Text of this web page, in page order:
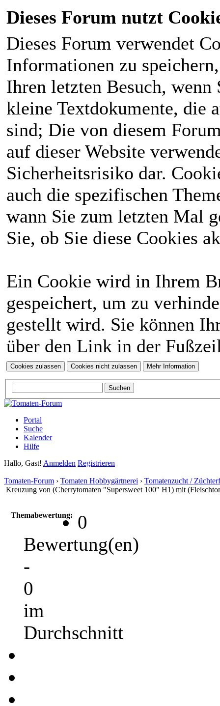
Dieses Forum nutzt
Dieses Forum verwendet
Informationen zu
Ihren letzten Besuch,
kleine Textdokumente, die
sind; Die von diesem
auf dieser Website
Sicherheitsrisiko dar.
auch die spezifischen
wann Sie zum letzten Mal
Sie, ob Sie diese Cookies
Ein Cookie wird in Ihrem
gespeichert, um zu
gestellt wird. Sie können
über den Link in der
Portal
Suche
Kalender
Hilfe
Hallo, Gast! Anmelden Registrieren
Tomaten-Forum › Tomaten Hobbygärtnerei › Tomatenzucht /
Kreuzung von (Cherrytomaten "Supersweet 100" H1) mit
Themabewertung:
0
Bewertung(en)
-
0
im
Durchschnitt